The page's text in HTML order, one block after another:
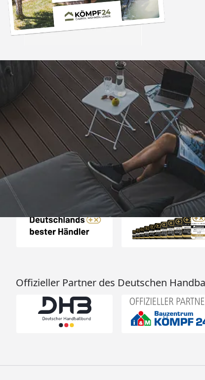
Trusted Shops
4,81/ 5
25.980 Bewertungen
„Alles
Auszeichnungen
Offizieller Partner des Deutschen